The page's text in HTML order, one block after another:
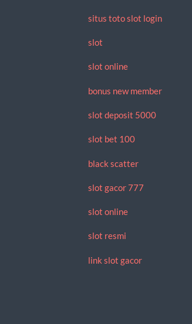
situs toto slot login
slot
slot online
bonus new member
slot deposit 5000
slot bet 100
black scatter
slot gacor 777
slot online
slot resmi
link slot gacor